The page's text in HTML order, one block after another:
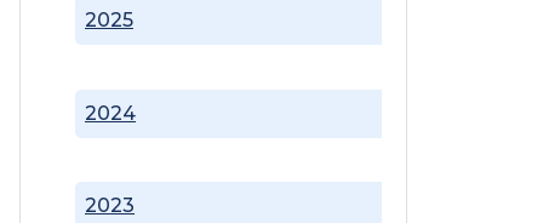
2023
2024
2025